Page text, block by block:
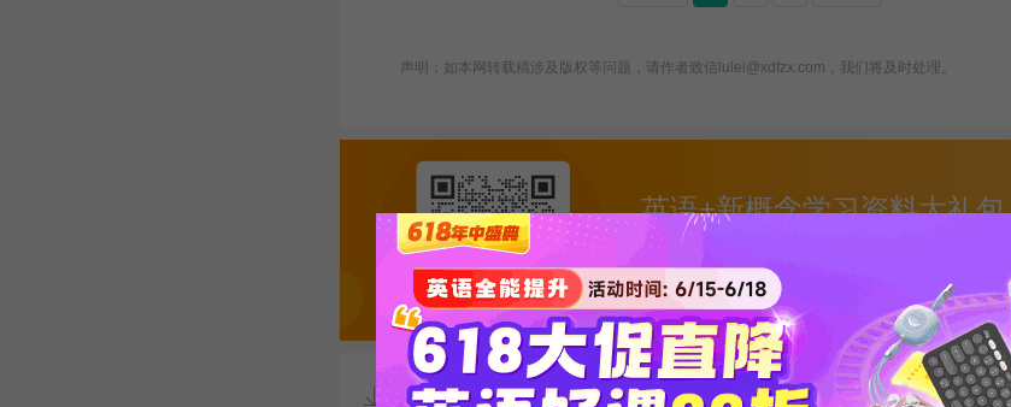
声明：如本网转载稿涉及版权等问题，请作者致信lulei@xdfzx.com，我们将及时处理。
英语+新概念学习资料大礼包
微信扫一扫 自动获取网盘链接
资料下载